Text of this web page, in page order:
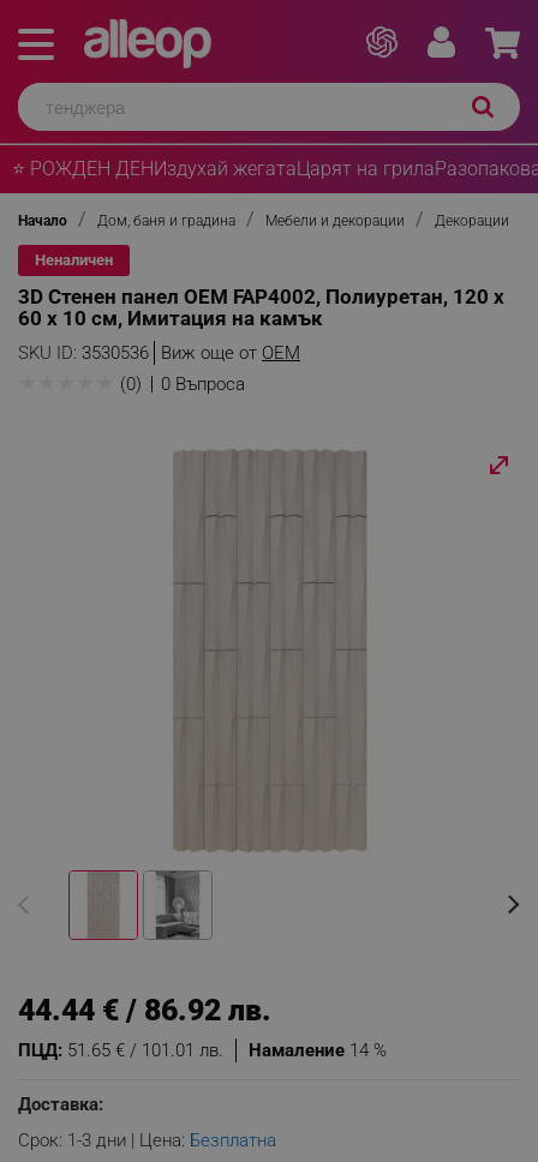
⭐ РОЖДЕН ДЕНИздухай жегатаЦарят на грила
Начало Дом, баня и градина Мебели и декорации Декорации
Неналичен
3D Стенен панел OEM FAP4002, Полиуретан, 120 х
60 х 10 см, Имитация на камък
SKU ID: 3530536 Виж още от OEM
(0) 0 Въпроса
Намаление 14 %
ПЦД: 51.65 € / 101.01 лв.
44.44 € / 86.92 лв.
Доставка:
Срок: 1-3 дни | Цена: Безплатна